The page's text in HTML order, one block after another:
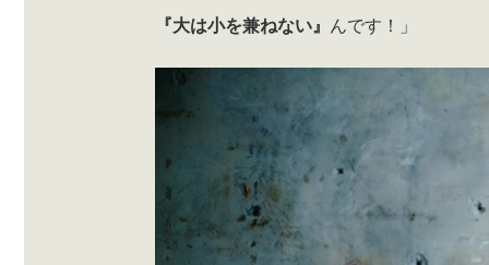
『大は小を兼ねない』 んです！」